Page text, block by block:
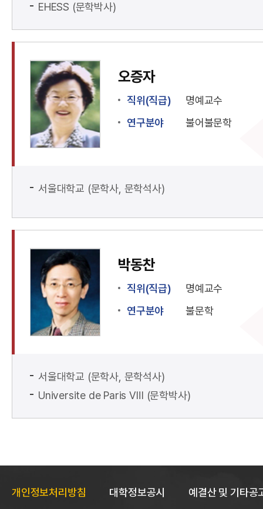
EHESS (문학박사)
오증자
직위(직급)
명예교수
연구분야
불어불문학
서울대학교 (문학사, 문학석사)
박동찬
직위(직급)
명예교수
연구분야
불문학
서울대학교 (문학사, 문학석사)
Universite de Paris Ⅷ (문학박사)
개인정보처리방침 대학정보공시 예결산 및 기타공